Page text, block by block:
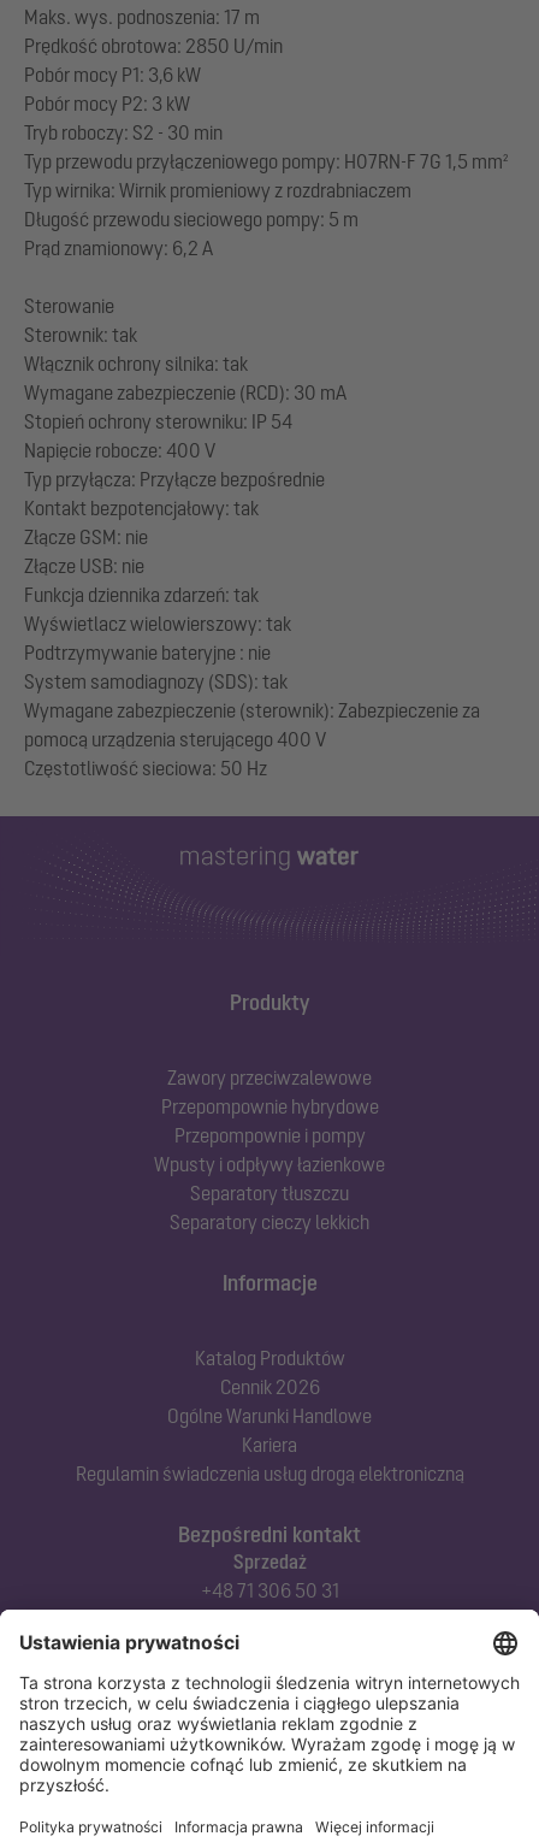
Maks. wys. podnoszenia: 17 m
Prędkość obrotowa: 2850 U/min
Pobór mocy P1: 3,6 kW
Pobór mocy P2: 3 kW
Tryb roboczy: S2 - 30 min
Typ przewodu przyłączeniowego pompy: H07RN-F 7G 1,5 mm²
Typ wirnika: Wirnik promieniowy z rozdrabniaczem
Długość przewodu sieciowego pompy: 5 m
Prąd znamionowy: 6,2 A
Sterowanie
Sterownik: tak
Włącznik ochrony silnika: tak
Wymagane zabezpieczenie (RCD): 30 mA
Stopień ochrony sterowniku: IP 54
Napięcie robocze: 400 V
Typ przyłącza: Przyłącze bezpośrednie
Kontakt bezpotencjałowy: tak
Złącze GSM: nie
Złącze USB: nie
Funkcja dziennika zdarzeń: tak
Wyświetlacz wielowierszowy: tak
Podtrzymywanie bateryjne : nie
System samodiagnozy (SDS): tak
Wymagane zabezpieczenie (sterownik): Zabezpieczenie za
pomocą urządzenia sterującego 400 V
Produkty
Zawory przeciwzalewowe
Przepompownie hybrydowe
Przepompownie i pompy
Wpusty i odpływy łazienkowe
Separatory tłuszczu
Separatory cieczy lekkich
Bezpośredni kontakt
Sprzedaż
+48 71 306 50 31
Doradztwo techniczne
Serwis techniczny
+48 71 306 50 51
Informacje
Katalog Produktów
Cennik 2026
Ogólne Warunki Handlowe
Kariera
Regulamin świadczenia usług drogą elektroniczną